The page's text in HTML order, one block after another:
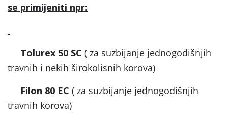
se primijeniti npr:
Tolurex 50 SC ( za suzbijanje jednogodišnjih
travnih i nekih širokolisnih korova)
Filon 80 EC ( za suzbijanje jednogodišnjih
travnih korova)